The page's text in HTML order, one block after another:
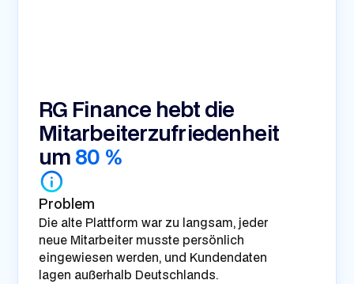
RG Finance hebt die
Mitarbeiterzufriedenheit
um80 %
Problem
Die alte Plattform war zu langsam, jeder
neue Mitarbeiter musste persönlich
eingewiesen werden, und Kundendaten
lagen außerhalb Deutschlands.